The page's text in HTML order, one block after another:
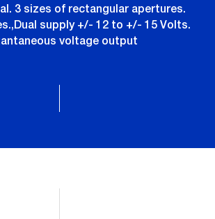
3 sizes of rectangular apertures.
supply +/- 12 to +/- 15 Volts.
voltage output